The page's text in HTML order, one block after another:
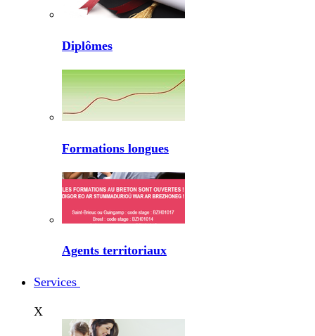
Diplômes
Formations longues
Agents territoriaux
Services
X